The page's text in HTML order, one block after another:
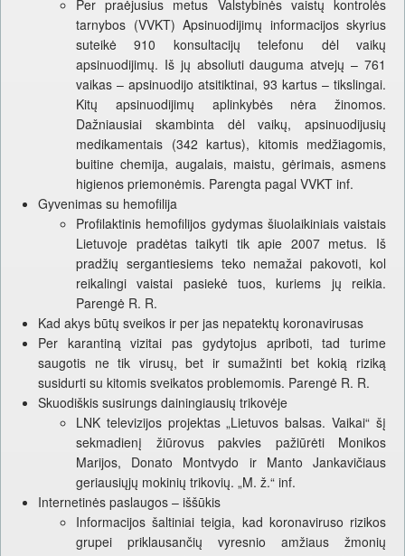
Per praėjusius metus Valstybinės vaistų kontrolės
tarnybos (VVKT) Apsinuodijimų informacijos skyrius
suteikė 910 konsultacijų telefonu dėl vaikų
apsinuodijimų. Iš jų absoliuti dauguma atvejų – 761
vaikas – apsinuodijo atsitiktinai, 93 kartus – tikslingai.
Kitų apsinuodijimų aplinkybės nėra žinomos.
Dažniausiai skambinta dėl vaikų, apsinuodijusių
medikamentais (342 kartus), kitomis medžiagomis,
buitine chemija, augalais, maistu, gėrimais, asmens
higienos priemonėmis. Parengta pagal VVKT inf.
Gyvenimas su hemofilija
Profilaktinis hemofilijos gydymas šiuolaikiniais vaistais
Lietuvoje pradėtas taikyti tik apie 2007 metus. Iš
pradžių sergantiesiems teko nemažai pakovoti, kol
reikalingi vaistai pasiekė tuos, kuriems jų reikia.
Parengė R. R.
Kad akys būtų sveikos ir per jas nepatektų koronavirusas
Per karantiną vizitai pas gydytojus apriboti, tad turime
saugotis ne tik virusų, bet ir sumažinti bet kokią riziką
susidurti su kitomis sveikatos problemomis. Parengė R. R.
Skuodiškis susirungs dainingiausių trikovėje
LNK televizijos projektas „Lietuvos balsas. Vaikai“ šį
sekmadienį žiūrovus pakvies pažiūrėti Monikos
Marijos, Donato Montvydo ir Manto Jankavičiaus
geriausiųjų mokinių trikovių. „M. ž.“ inf.
Internetinės paslaugos – iššūkis
Informacijos šaltiniai teigia, kad koronaviruso rizikos
grupei priklausančių vyresnio amžiaus žmonių